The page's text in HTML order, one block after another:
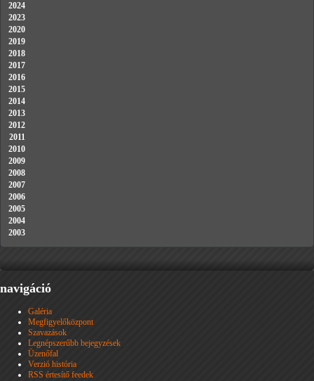
2024
2023
2020
2019
2018
2017
2016
2015
2014
2013
2012
2011
2010
2009
2008
2007
2006
2005
2004
2003
navigáció
Galéria
Megfigyelőközpont
Szavazások
Legnépszerűbb bejegyzések
Üzenőfal
Verzió história
RSS értesítő feedek